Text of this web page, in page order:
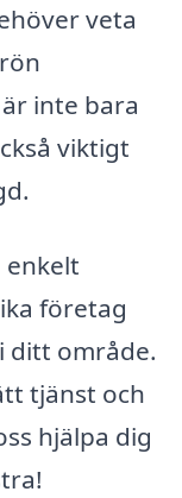
veta
inte bara
viktigt
enkelt
företag
ditt område.
tjänst och
hjälpa dig